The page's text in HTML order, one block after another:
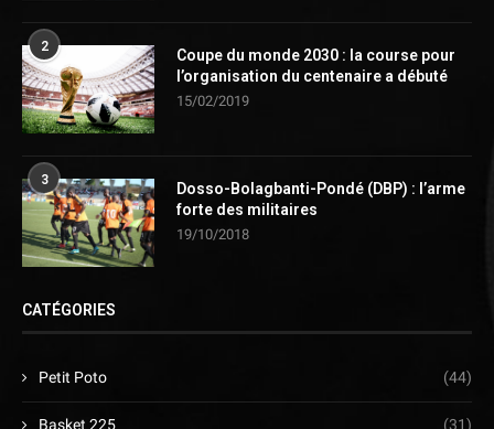
2
Coupe du monde 2030 : la course pour
l’organisation du centenaire a débuté
15/02/2019
3
Dosso-Bolagbanti-Pondé (DBP) : l’arme
forte des militaires
19/10/2018
CATÉGORIES
Petit Poto (44)
Basket 225 (31)